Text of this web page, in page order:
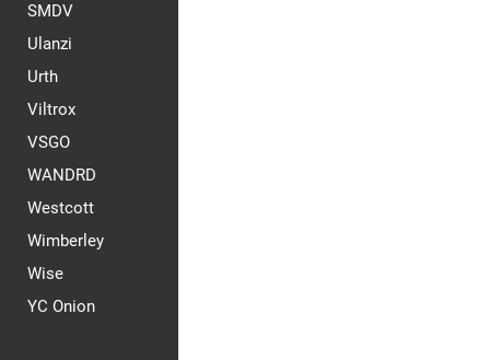
SMDV
Ulanzi
Urth
Viltrox
VSGO
WANDRD
Westcott
Wimberley
Wise
YC Onion